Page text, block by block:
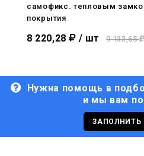
самофикс. тепловым
покрытия
8 220,28 / шт 9 133,65
Нужна помощь в
и мы вам
ЗАПОЛНИТЬ
29.06.2026
С Днём